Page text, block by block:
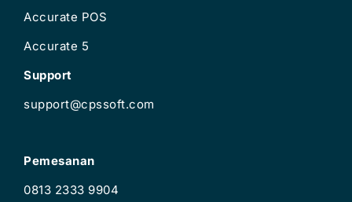
Accurate POS
Accurate 5
Support
support@cpssoft.com
Pemesanan
0813 2333 9904